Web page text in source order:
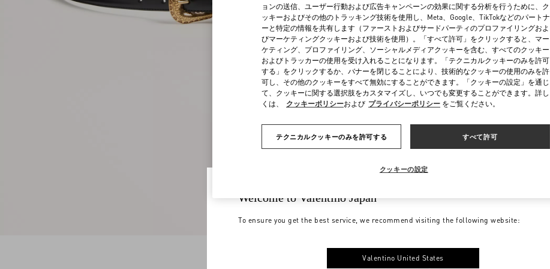
Welcome to Valentino Japan
To ensure you get the best service, we recommend visiting the following website:
Valentino United States
ョンの送信、ユーザー行動および広告キャンペーンの効果に関する分析を行うために、ク
ッキーおよびその他のトラッキング技術を使用し、Meta、Google、TikTokなどのパートナ
ーと特定の情報を共有します（ファーストおよびサードパーティのプロファイリングおよ
びマーケティングクッキーおよび技術を使用）。「すべて許可」をクリックすると、マー
ケティング、プロファイリング、ソーシャルメディアクッキーを含む、すべてのクッキー
およびトラッカーの使用を受け入れることになります。「テクニカルクッキーのみを許可
する」をクリックするか、バナーを閉じることにより、技術的なクッキーの使用のみを許
可し、その他のクッキーをすべて無効にすることができます。「クッキーの設定」を通じ
て、クッキーに関する選択肢をカスタマイズし、いつでも変更することができます。詳し
くは、
クッキーポリシーおよび プライバシーポリシー をご覧ください。
テクニカルクッキーのみを許可する すべて許可
クッキーの設定